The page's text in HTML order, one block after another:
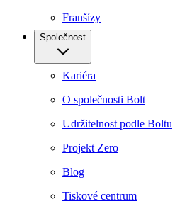
Franšízy
Společnost
Kariéra
O společnosti Bolt
Udržitelnost podle Boltu
Projekt Zero
Blog
Tiskové centrum